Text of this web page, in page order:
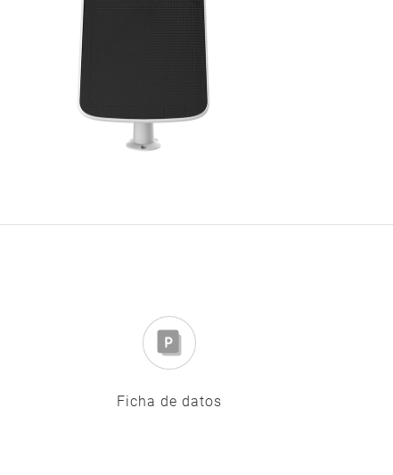
Ficha de datos